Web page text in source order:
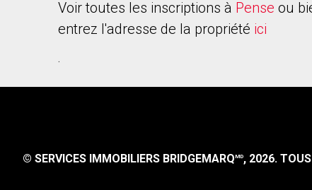
Voir toutes les inscriptions à Pense ou
entrez l'adresse de la propriété ici
.
© SERVICES IMMOBILIERS BRIDGEMARQMD, 2026.